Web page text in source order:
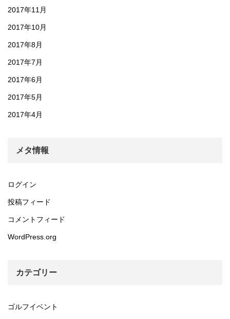
2017年11月
2017年10月
2017年8月
2017年7月
2017年6月
2017年5月
2017年4月
メタ情報
ログイン
投稿フィード
コメントフィード
WordPress.org
カテゴリー
ゴルフイベント